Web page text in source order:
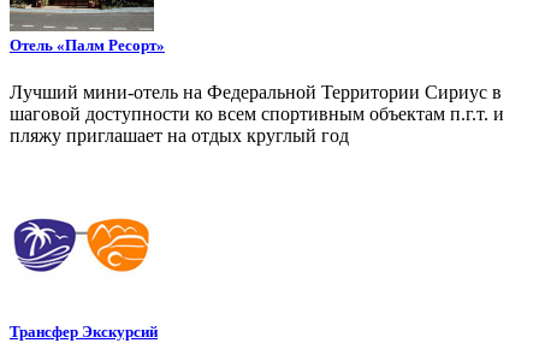
Отель «Палм Ресорт»
Лучший мини-отель на Федеральной Территории Сириус в
шаговой доступности ко всем спортивным объектам п.г.т. и
пляжу приглашает на отдых круглый год
Трансфер Экскурсий